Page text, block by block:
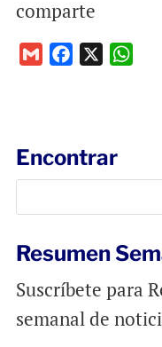
comparte
o
k
p
Encontrar
Resumen
Suscríbete para
semanal de